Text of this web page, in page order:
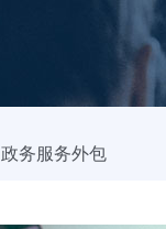
政务服务外包